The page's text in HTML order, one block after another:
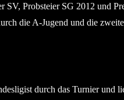
Probsteier SG 2012 und
die A-Jugend und die
durch das Turnier und